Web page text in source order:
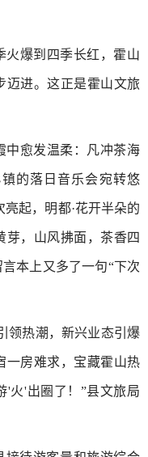
火爆到四季长红，霍山
迈进。这正是霍山文旅
中愈发温柔：凡冲茶海
的落日音乐会宛转悠
起，明都·花开半朵的
芽，山风拂面，茶香四
本上又多了一句“下次
领热潮，新兴业态引爆
一房难求，宝藏霍山热
'火'出圈了！”县文旅局